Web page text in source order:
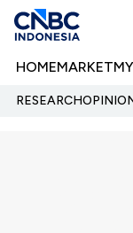
HOMEMARKET
RESEARCH